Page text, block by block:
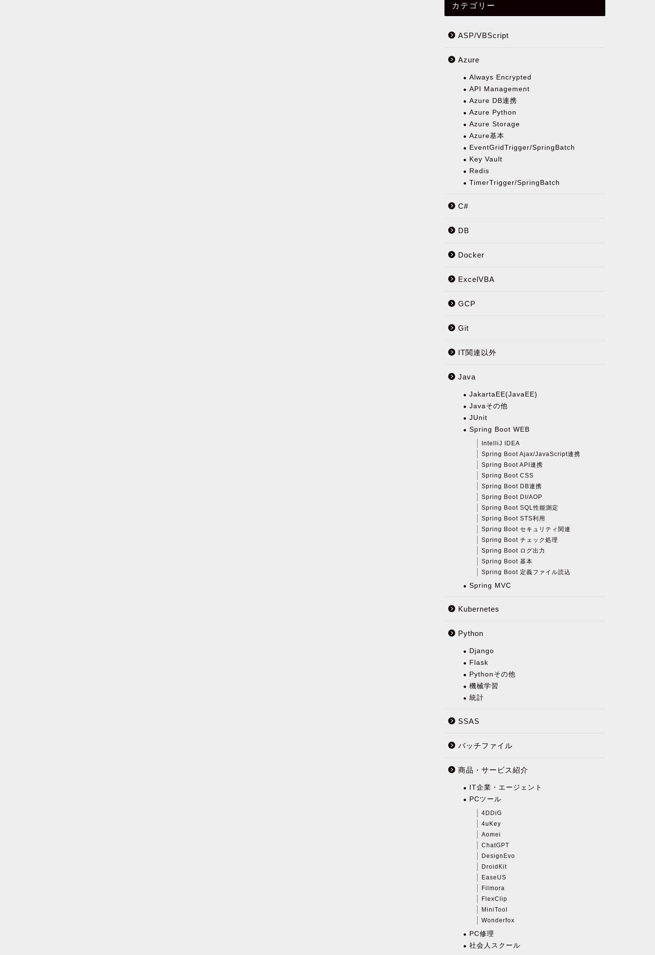
カテゴリー
ASP/VBScript
Azure
Always Encrypted
API Management
Azure DB連携
Azure Python
Azure Storage
Azure基本
EventGridTrigger/SpringBatch
Key Vault
Redis
TimerTrigger/SpringBatch
C#
DB
Docker
ExcelVBA
GCP
Git
IT関連以外
Java
JakartaEE(JavaEE)
Javaその他
JUnit
Spring Boot WEB
IntelliJ IDEA
Spring Boot Ajax/JavaScript連携
Spring Boot API連携
Spring Boot CSS
Spring Boot DB連携
Spring Boot DI/AOP
Spring Boot SQL性能測定
Spring Boot STS利用
Spring Boot セキュリティ関連
Spring Boot チェック処理
Spring Boot ログ出力
Spring Boot 基本
Spring Boot 定義ファイル読込
Spring MVC
Kubernetes
Python
Django
Flask
Pythonその他
機械学習
統計
SSAS
バッチファイル
商品・サービス紹介
IT企業・エージェント
PCツール
4DDiG
4uKey
Aomei
ChatGPT
DesignEvo
DroidKit
EaseUS
Filmora
FlexClip
MiniTool
Wonderfox
PC修理
社会人スクール